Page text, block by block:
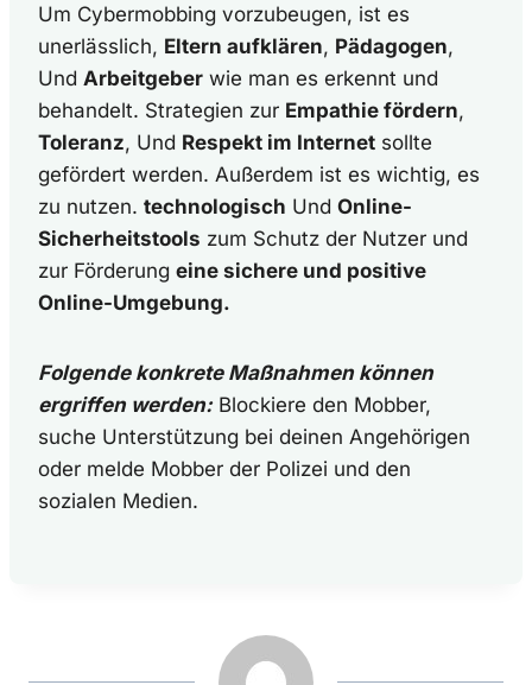
Um Cybermobbing vorzubeugen, ist es
unerlässlich, Eltern aufklären, Pädagogen,
Und Arbeitgeber wie man es erkennt und
behandelt. Strategien zur Empathie fördern,
Toleranz, Und Respekt im Internet sollte
gefördert werden. Außerdem ist es wichtig, es
zu nutzen. technologisch Und Online-
Sicherheitstools zum Schutz der Nutzer und
zur Förderung eine sichere und positive
Online-Umgebung.
Folgende konkrete Maßnahmen können
ergriffen werden:Blockiere den Mobber,
suche Unterstützung bei deinen Angehörigen
oder melde Mobber der Polizei und den
sozialen Medien.